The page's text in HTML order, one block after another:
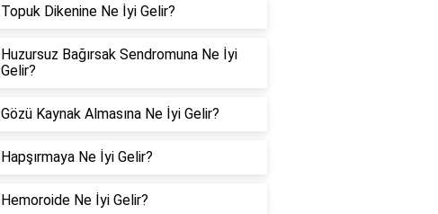
Topuk Dikenine Ne İyi Gelir?
Huzursuz Bağırsak Sendromuna Ne İyi
Gelir?
Gözü Kaynak Almasına Ne İyi Gelir?
Hapşırmaya Ne İyi Gelir?
Hemoroide Ne İyi Gelir?